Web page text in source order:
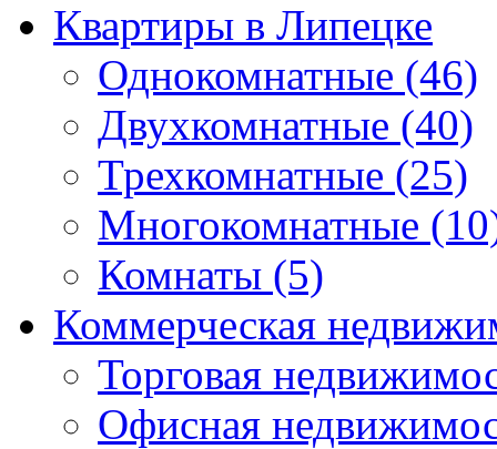
Квартиры в Липецке
Однокомнатные (46)
Двухкомнатные (40)
Трехкомнатные (25)
Многокомнатные
Комнаты (5)
Коммерческая
Торговая
Офисная